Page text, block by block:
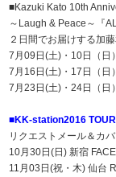
■Kazuki Kato 10th
～Laugh & Peace～『
２日間でお届けする加
7月09日(土)・10日（日
7月16日(土)・17日（日
7月23日(土)・24日（日
■KK-station2016 TOUR
リクエストメール＆カ
10月30日(日) 新宿 FACE
11月03日(祝・木) 仙台